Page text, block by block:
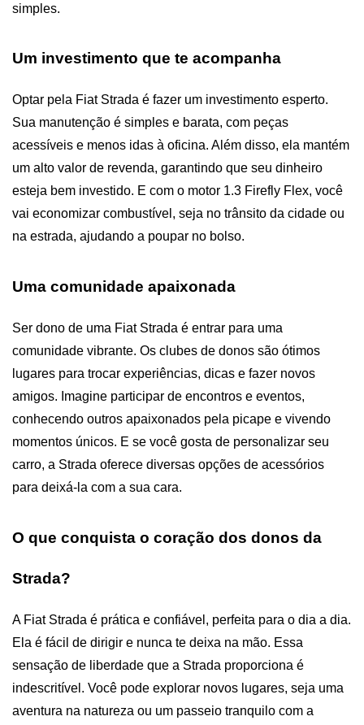
simples.
Um investimento que te acompanha
Optar pela Fiat Strada é fazer um investimento esperto.
Sua manutenção é simples e barata, com peças
acessíveis e menos idas à oficina. Além disso, ela mantém
um alto valor de revenda, garantindo que seu dinheiro
esteja bem investido. E com o motor 1.3 Firefly Flex, você
vai economizar combustível, seja no trânsito da cidade ou
na estrada, ajudando a poupar no bolso.
Uma comunidade apaixonada
Ser dono de uma Fiat Strada é entrar para uma
comunidade vibrante. Os clubes de donos são ótimos
lugares para trocar experiências, dicas e fazer novos
amigos. Imagine participar de encontros e eventos,
conhecendo outros apaixonados pela picape e vivendo
momentos únicos. E se você gosta de personalizar seu
carro, a Strada oferece diversas opções de acessórios
para deixá-la com a sua cara.
O que conquista o coração dos donos da
Strada?
A Fiat Strada é prática e confiável, perfeita para o dia a dia.
Ela é fácil de dirigir e nunca te deixa na mão. Essa
sensação de liberdade que a Strada proporciona é
indescritível. Você pode explorar novos lugares, seja uma
aventura na natureza ou um passeio tranquilo com a